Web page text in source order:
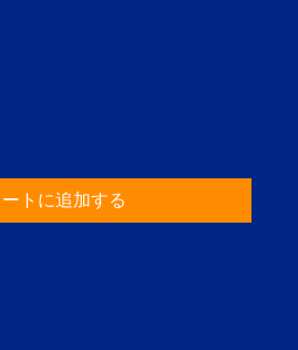
ートに追加する